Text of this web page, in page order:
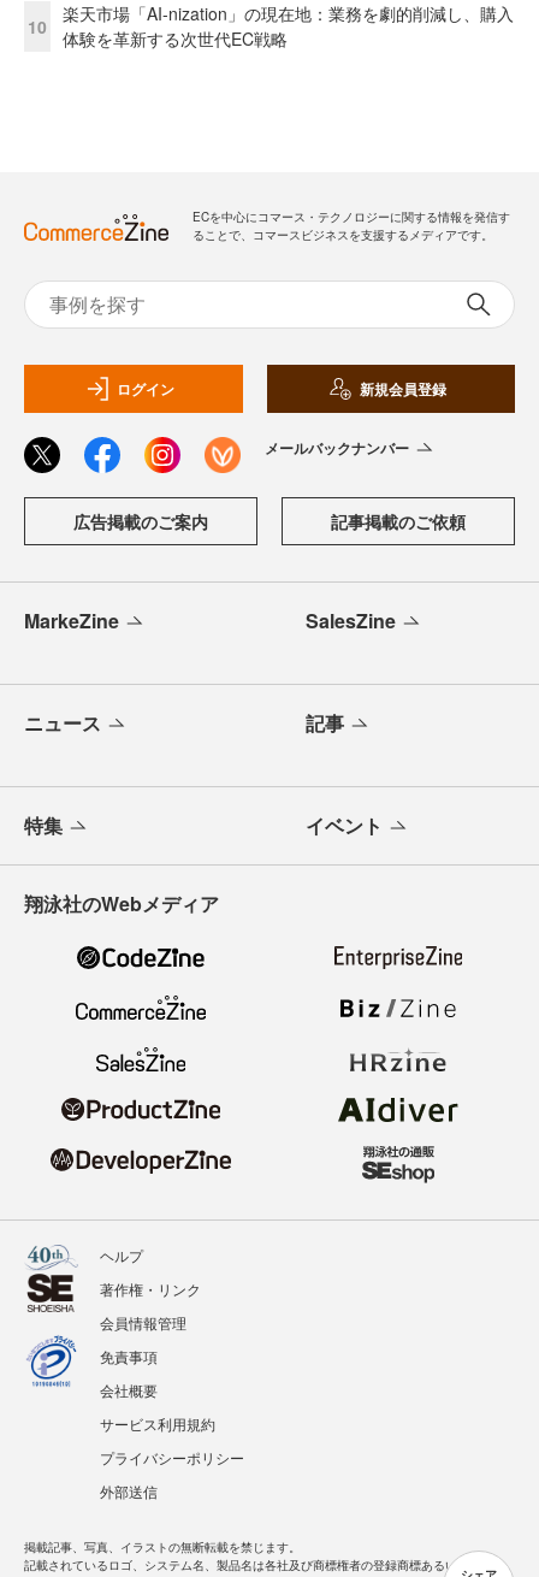
10
楽天市場「AI-nization」の現在地：業務を劇的削減し、購入
体験を革新する次世代EC戦略
ECを中心にコマース・テクノロジーに関する情報を発信す
ることで、コマースビジネスを支援するメディアです。
ログイン 新規会員登録
メールバックナンバー
広告掲載のご案内 記事掲載のご依頼
MarkeZine SalesZine
ニュース 記事
特集 イベント
翔泳社のWebメディア
ヘルプ
著作権・リンク
会員情報管理
免責事項
会社概要
サービス利用規約
プライバシーポリシー
外部送信
掲載記事、写真、イラストの無断転載を禁じます。
記載されているロゴ、システム名、製品名は各社及び商標権者の登録商標あるいは商標で